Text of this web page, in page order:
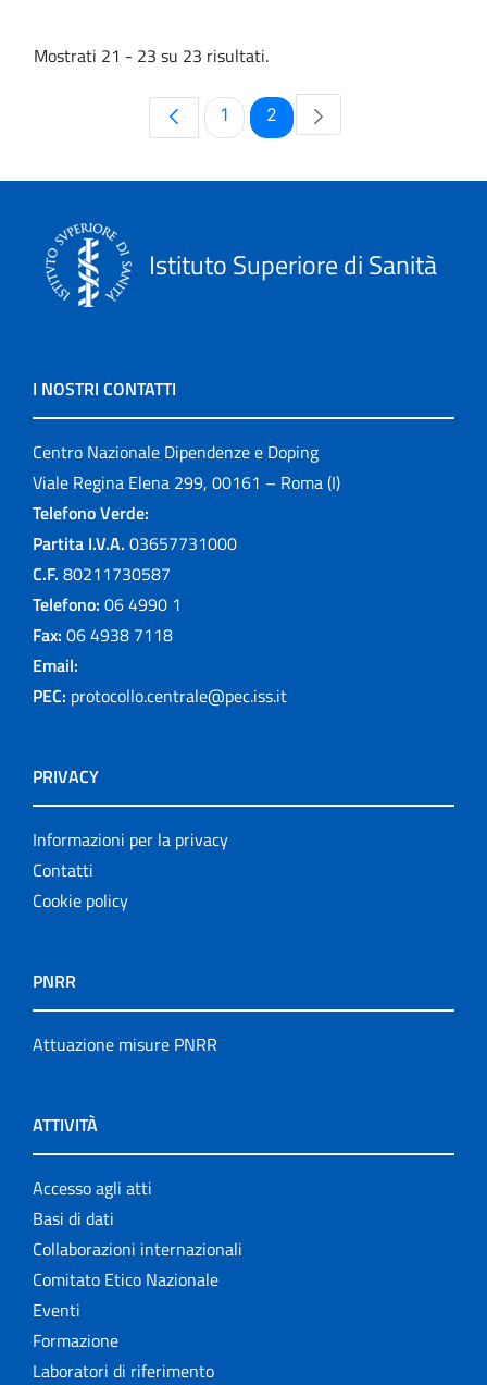
Mostrati 21 - 23 su 23 risultati.
Pagina
1 Pagina
2
Istituto Superiore di Sanità
I NOSTRI CONTATTI
Centro Nazionale Dipendenze e Doping
Viale Regina Elena 299, 00161 – Roma (I)
Telefono Verde:
Partita I.V.A. 03657731000
C.F. 80211730587
Telefono: 06 4990 1
Fax: 06 4938 7118
Email:
PEC: protocollo.centrale@pec.iss.it
PRIVACY
Informazioni per la privacy
Contatti
Cookie policy
PNRR
Attuazione misure PNRR
ATTIVITÀ
Accesso agli atti
Basi di dati
Collaborazioni internazionali
Comitato Etico Nazionale
Eventi
Formazione
Laboratori di riferimento